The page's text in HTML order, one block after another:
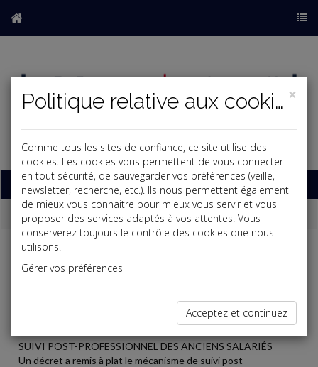
Base documentaire
Dépêches
Liste des dernières dépêches
SUIVI POST-PROFESSIONNEL DES ANCIENS SALARIÉS
Un décret a remis à plat le mécanisme de suivi post-
×
Politique relative aux cookies
Comme tous les sites de confiance, ce site utilise des
cookies. Les cookies vous permettent de vous connecter
en tout sécurité, de sauvegarder vos préférences (veille,
newsletter, recherche, etc.). Ils nous permettent également
de mieux vous connaitre pour mieux vous servir et vous
proposer des services adaptés à vos attentes. Vous
conserverez toujours le contrôle des cookies que nous
utilisons.
Gérer vos préférences
Acceptez et continuez